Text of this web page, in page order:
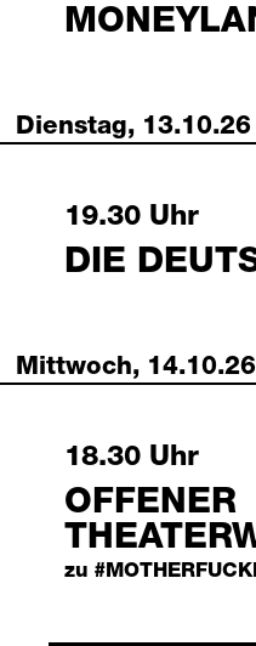
Dienstag, 13.10.26
Tuesday, 13
19.30 Uhr
DIE
Mittwoch, 14.10.26
Wednesday,
18.30 Uhr
OFFENER
zu